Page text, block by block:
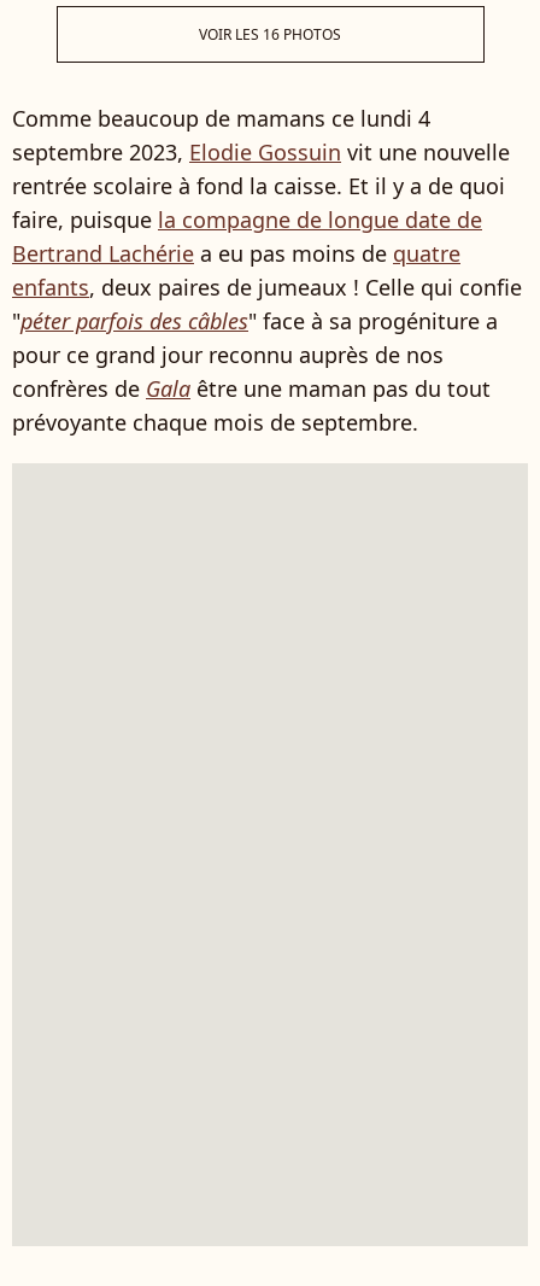
VOIR LES 16 PHOTOS
Comme beaucoup de mamans ce lundi 4
septembre 2023, Elodie Gossuin vit une nouvelle
rentrée scolaire à fond la caisse. Et il y a de quoi
faire, puisque la compagne de longue date de
Bertrand Lachérie a eu pas moins de quatre
enfants, deux paires de jumeaux ! Celle qui confie
"péter parfois des câbles" face à sa progéniture a
pour ce grand jour reconnu auprès de nos
confrères de Gala être une maman pas du tout
prévoyante chaque mois de septembre.